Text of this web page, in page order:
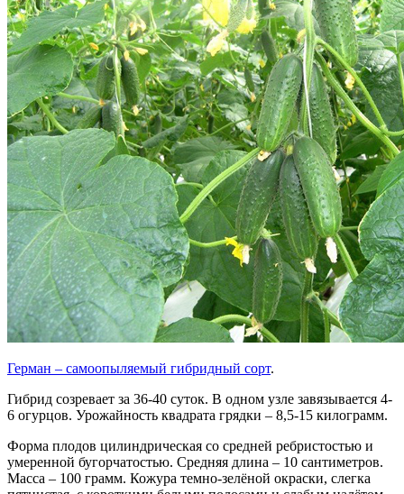
Герман – самоопыляемый гибридный сорт.
Гибрид созревает за 36-40 суток. В одном узле завязывается 4-
6 огурцов. Урожайность квадрата грядки – 8,5-15 килограмм.
Форма плодов цилиндрическая со средней ребристостью и
умеренной бугорчатостью. Средняя длина – 10 сантиметров.
Масса – 100 грамм. Кожура темно-зелёной окраски, слегка